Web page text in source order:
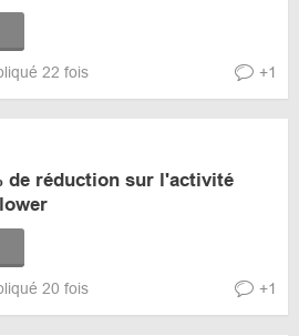
22 fois +1
de réduction sur l'activité
20 fois +1